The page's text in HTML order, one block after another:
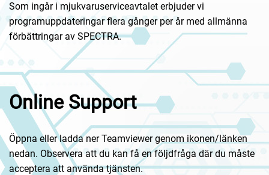
Som ingår i mjukvaruserviceavtalet erbjuder vi
programuppdateringar flera gånger per år med allmänna
förbättringar av SPECTRA.
Online Support
Öppna eller ladda ner Teamviewer genom ikonen/länken
nedan. Observera att du kan få en följdfråga där du måste
acceptera att använda tjänsten.